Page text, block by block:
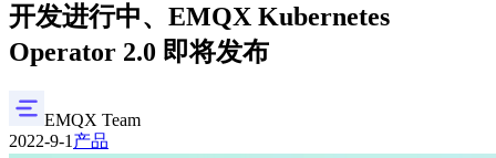
开发进行中、EMQX Kubernetes
Operator 2.0 即将发布
EMQX Team
2022-9-1产品